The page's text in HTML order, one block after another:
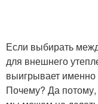
Если выбирать
для внешнего
выигрывает именно
Почему? Да